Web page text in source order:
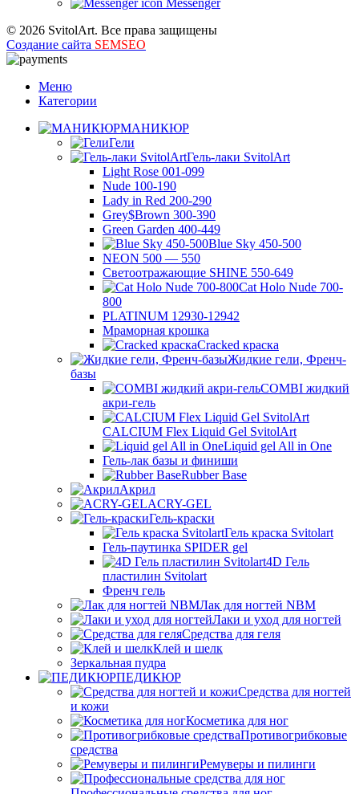
Messenger
© 2026 SvitolArt. Все права защищены
Создание сайта SEMSEO
Меню
Категории
МАНИКЮР
Гели
Гель-лаки SvitolArt
Light Rose 001-099
Nude 100-190
Lady in Red 200-290
Grey$Brown 300-390
Green Garden 400-449
Blue Sky 450-500
NEON 500 — 550
Светоотражающие SHINE 550-649
Cat Holo Nude 700-
800
PLATINUM 12930-12942
Мраморная крошка
Cracked краска
Жидкие гели, Френч-
базы
COMBI жидкий
акри-гель
CALCIUM Flex Liquid Gel SvitolArt
Liquid gel All in One
Гель-лак базы и финиши
Rubber Base
Акрил
ACRY-GEL
Гель-краски
Гель краска Svitolart
Гель-паутинка SPIDER gel
4D Гель
пластилин Svitolart
Френч гель
Лак для ногтей NBM
Лаки и уход для ногтей
Средства для геля
Клей и шелк
Зеркальная пудра
ПЕДИКЮР
Средства для ногтей
и кожи
Косметика для ног
Противогрибковые
средства
Ремуверы и пилинги